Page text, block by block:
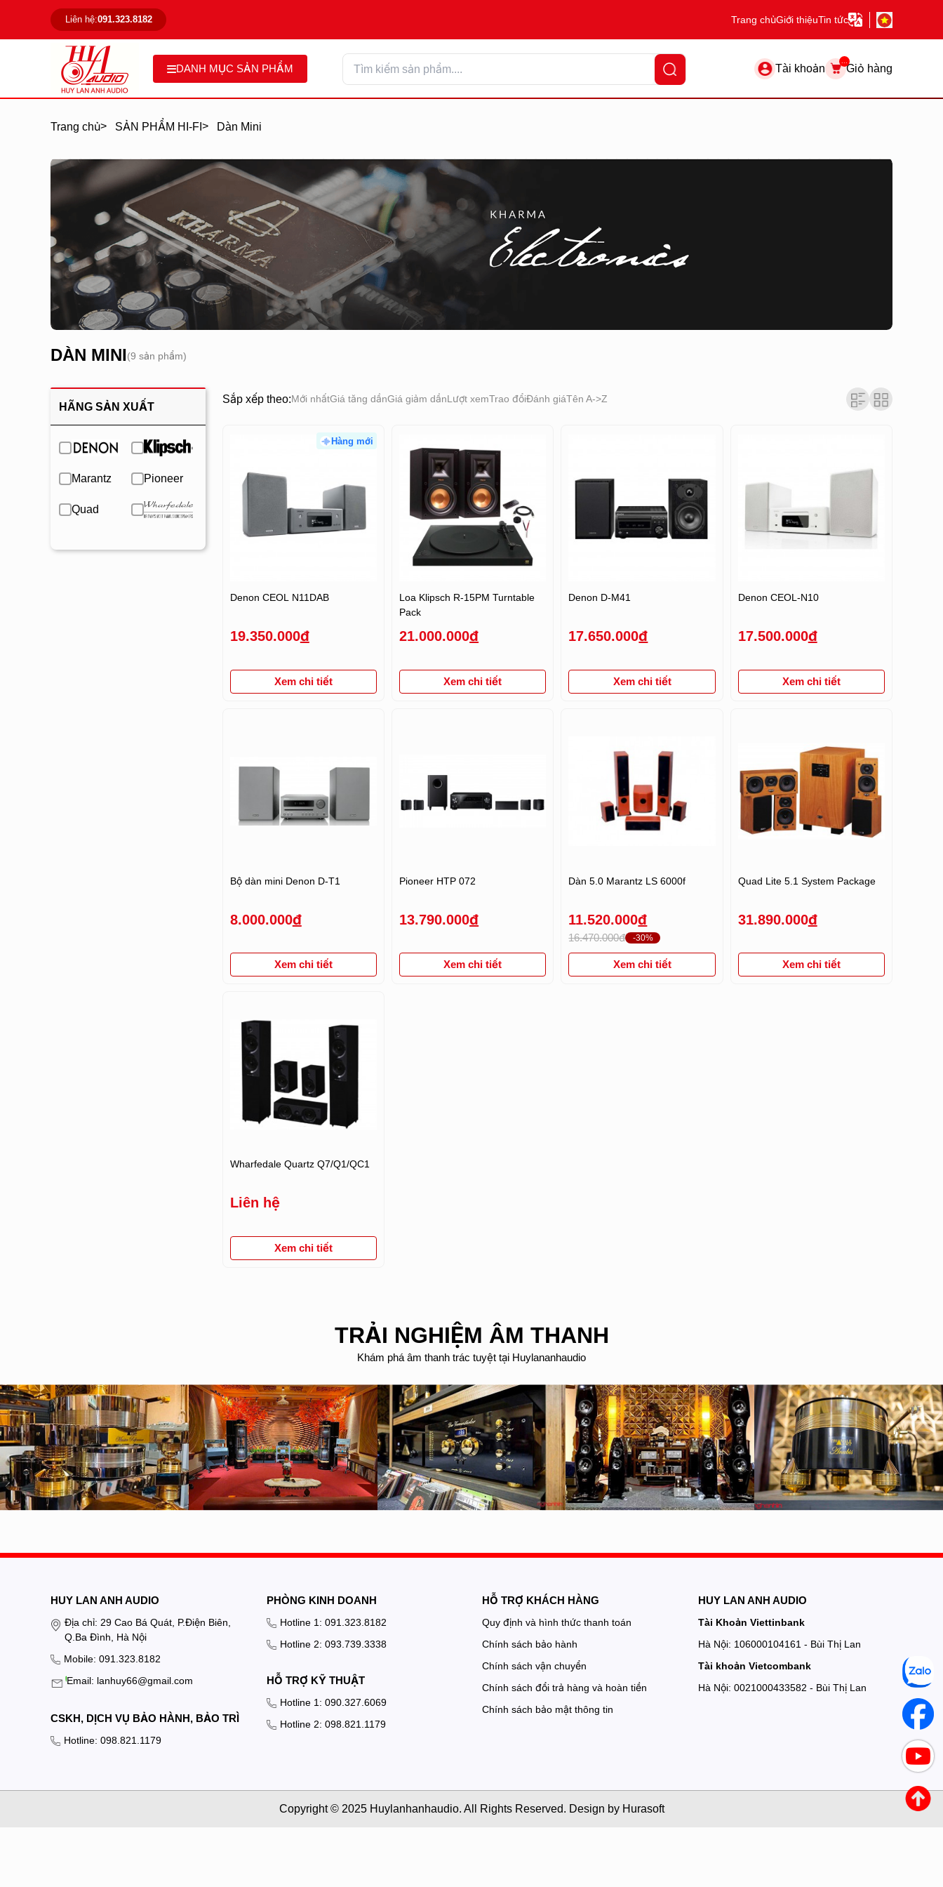
Liên hệ:091.323.8182 Trang chủGiới thiệuTin tức
DANH MỤC SẢN PHẨM Tài khoản
...
Giỏ hàng
Trang chủ> SẢN PHẨM HI-FI > Dàn Mini
DÀN MINI(9 sản phẩm)
HÃNG SẢN XUẤT
Marantz Pioneer
Quad
Sắp xếp theo:Mới nhấtGiá tăng dầnGiá giảm dầnLượt xemTrao đổiĐánh giáTên A->Z
Hàng mới
Denon CEOL N11DAB
19.350.000đ
Xem chi tiết
Loa Klipsch R-15PM Turntable
Pack
21.000.000đ
Xem chi tiết
Denon D-M41
17.650.000đ
Xem chi tiết
Denon CEOL-N10
17.500.000đ
Xem chi tiết
Bộ dàn mini Denon D-T1
8.000.000đ
Xem chi tiết
Pioneer HTP 072
13.790.000đ
Xem chi tiết
Dàn 5.0 Marantz LS 6000f
11.520.000đ
16.470.000đ -30%
Xem chi tiết
Quad Lite 5.1 System Package
31.890.000đ
Xem chi tiết
Wharfedale Quartz Q7/Q1/QC1
Liên hệ
Xem chi tiết
TRẢI NGHIỆM ÂM THANH
Khám phá âm thanh trác tuyệt tại Huylananhaudio
HUY LAN ANH AUDIO
Địa chỉ: 29 Cao Bá Quát, P.Điện Biên,
Q.Ba Đình, Hà Nội
Mobile: 091.323.8182
Email: lanhuy66@gmail.com
CSKH, DỊCH VỤ BẢO HÀNH, BẢO TRÌ
Hotline: 098.821.1179
PHÒNG KINH DOANH
Hotline 1: 091.323.8182
Hotline 2: 093.739.3338
HỖ TRỢ KỸ THUẬT
Hotline 1: 090.327.6069
Hotline 2: 098.821.1179
HỖ TRỢ KHÁCH HÀNG
Quy định và hình thức thanh toán
Chính sách bảo hành
Chính sách vận chuyển
Chính sách đổi trả hàng và hoàn tiền
Chính sách bảo mật thông tin
HUY LAN ANH AUDIO
Tài Khoản Viettinbank
Hà Nội: 106000104161 - Bùi Thị Lan
Tài khoản Vietcombank
Hà Nội: 0021000433582 - Bùi Thị Lan
Copyright © 2025 Huylanhanhaudio. All Rights Reserved. Design by Hurasoft